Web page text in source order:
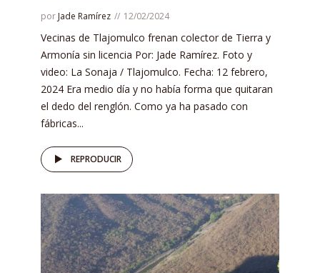
por Jade Ramírez 12/02/2024
Vecinas de Tlajomulco frenan colector de Tierra y
Armonía sin licencia Por: Jade Ramírez. Foto y
video: La Sonaja / Tlajomulco. Fecha: 12 febrero,
2024 Era medio día y no había forma que quitaran
el dedo del renglón. Como ya ha pasado con
fábricas...
REPRODUCIR